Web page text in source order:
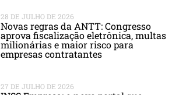
28 DE JULHO DE 2026
Novas regras da ANTT: Congresso
aprova fiscalização eletrônica, multas
milionárias e maior risco para
empresas contratantes
27 DE JULHO DE 2026